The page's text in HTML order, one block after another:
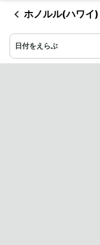
ホノルル(ハワイ)
日付をえらぶ